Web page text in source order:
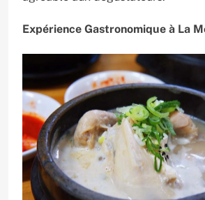
Expérience Gastronomique à La